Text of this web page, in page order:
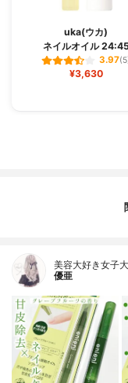
uka(ウカ)
ネイルオイル
3.97
¥3,630
美容大好き女子
優亜